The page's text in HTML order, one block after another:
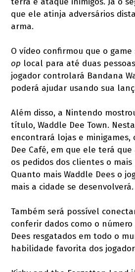
que ele atinja adversários
arma.
O vídeo confirmou que o
op local para até duas
jogador controlará Bandana
poderá ajudar usando sua
Além disso, a Nintendo
título, Waddle Dee Town.
encontrará lojas e minigames,
Dee Café, em que ele terá
os pedidos dos clientes o
Quanto mais Waddle Dees o
mais a cidade se desenvolverá.
Também será possível
conferir dados como o
Dees resgatados em todo o
habilidade favorita dos